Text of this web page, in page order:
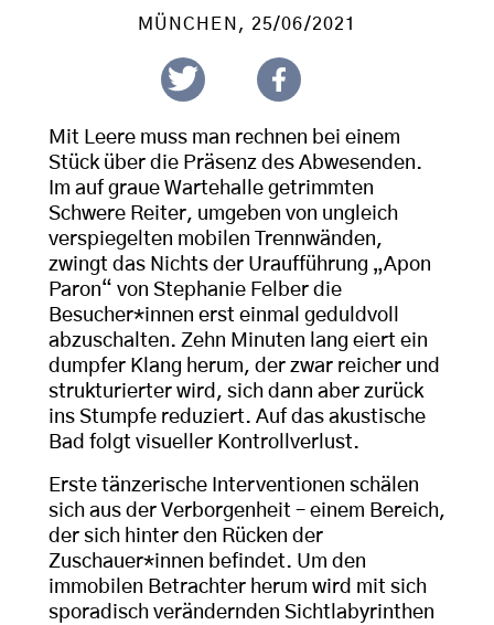
MÜNCHEN , 25/06/2021
Mit Leere muss man rechnen bei einem
Stück über die Präsenz des Abwesenden.
Im auf graue Wartehalle getrimmten
Schwere Reiter, umgeben von ungleich
verspiegelten mobilen Trennwänden,
zwingt das Nichts der Uraufführung „Apon
Paron“ von Stephanie Felber die
Besucher*innen erst einmal geduldvoll
abzuschalten. Zehn Minuten lang eiert ein
dumpfer Klang herum, der zwar reicher und
strukturierter wird, sich dann aber zurück
ins Stumpfe reduziert. Auf das akustische
Bad folgt visueller Kontrollverlust.
Erste tänzerische Interventionen schälen
sich aus der Verborgenheit – einem Bereich,
der sich hinter den Rücken der
Zuschauer*innen befindet. Um den
immobilen Betrachter herum wird mit sich
sporadisch verändernden Sichtlabyrinthen